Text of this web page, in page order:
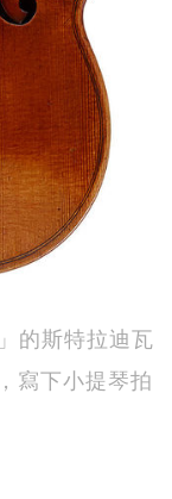
的斯特拉迪瓦
寫下小提琴拍